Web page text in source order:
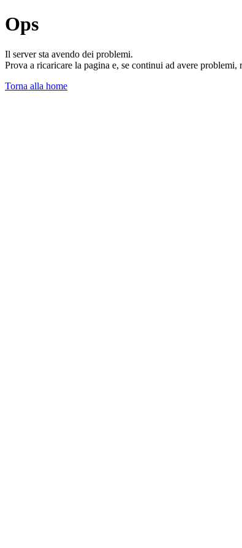
Ops
Il server sta avendo dei problemi.
Prova a ricaricare la pagina e, se continui ad avere
Torna alla home